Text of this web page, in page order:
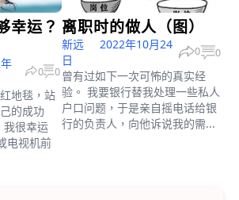
幸运？
0 0
地毯，站
的成功
我很幸运
电视机前
离职时的做人（图）
新远
2022年10月24
日
0 0
曾有过如下一次可怖的真实经
验。 我要银行替我处理一些私人
户口问题，于是亲自摇电话给银
行的负责人，向他诉说我的需...